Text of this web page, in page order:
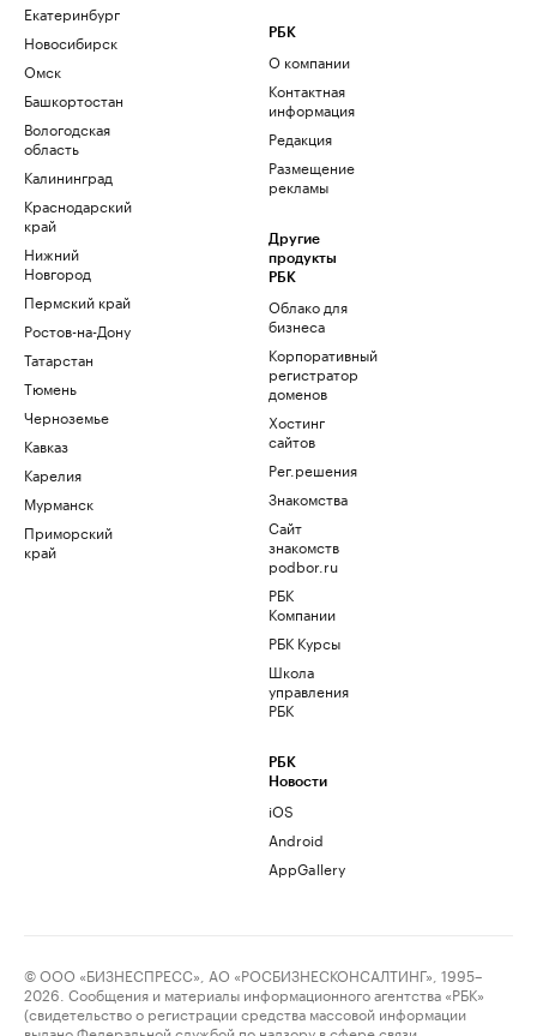
Екатеринбург
Новосибирск
Омск
Башкортостан
Вологодская
область
Калининград
Краснодарский
край
Нижний
Новгород
Пермский край
Ростов-на-Дону
Татарстан
Тюмень
Черноземье
Кавказ
Карелия
Мурманск
Приморский
край
РБК
О компании
Контактная
информация
Редакция
Размещение
рекламы
Другие
продукты
РБК
Облако для
бизнеса
Корпоративный
регистратор
доменов
Хостинг
сайтов
Рег.решения
Знакомства
Сайт
знакомств
podbor.ru
РБК
Компании
РБК Курсы
Школа
управления
РБК
РБК
Новости
iOS
Android
AppGallery
© ООО «БИЗНЕСПРЕСС», АО «РОСБИЗНЕСКОНСАЛТИНГ», 1995–
2026. Сообщения и материалы информационного агентства «РБК»
(свидетельство о регистрации средства массовой информации